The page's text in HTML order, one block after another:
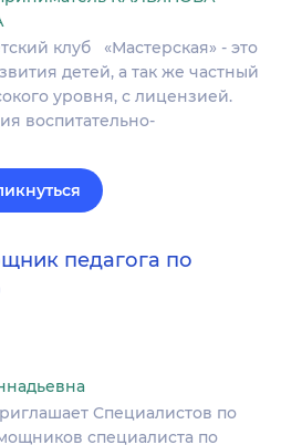
клуб «Мастерская» - это
детей, а так же частный
уровня, с лицензией.
воспитательно-
педагога по
Cпециалистов по
специалиста по